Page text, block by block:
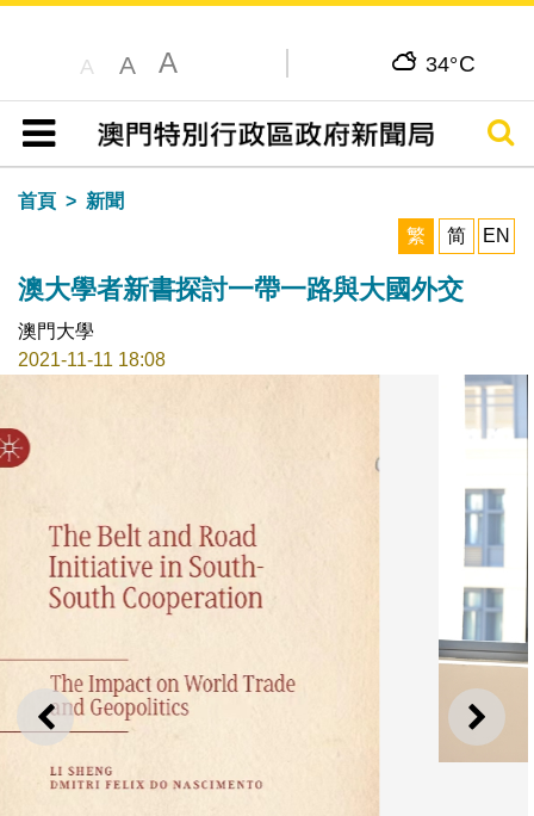
A A A 34°C
目錄
搜尋
首頁
新聞
繁
简 EN
澳大學者新書探討一帶一路與大國外交
澳門大學
2021-11-11 18:08
上一則 下一